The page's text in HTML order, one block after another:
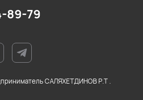
89-79
САЛЯХЕТДИНОВ Р.Т .